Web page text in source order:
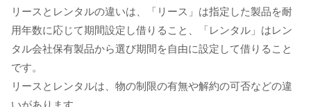
リースとレンタルの違いは、「リース」は指定した製品を耐
用年数に応じて期間設定し借りること、「レンタル」はレン
タル会社保有製品から選び期間を自由に設定して借りること
です。
リースとレンタルは、物の制限の有無や解約の可否などの違